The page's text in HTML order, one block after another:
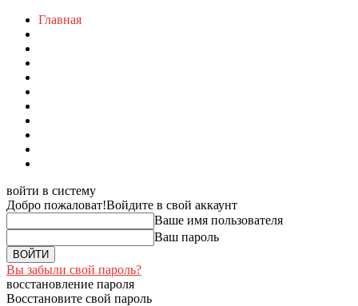
Главная
войти в систему
Добро пожаловат!Войдите в свой аккаунт
Ваше имя пользователя
Ваш пароль
Вы забыли свой пароль?
восстановление пароля
Восстановите свой пароль